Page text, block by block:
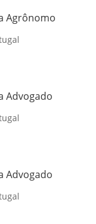
Agrônomo
Advogado
Advogado